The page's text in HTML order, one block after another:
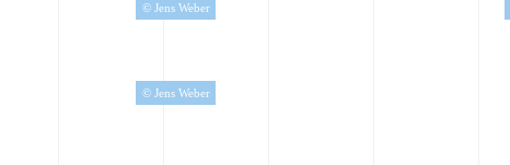
© Jens Weber
© Jens Weber